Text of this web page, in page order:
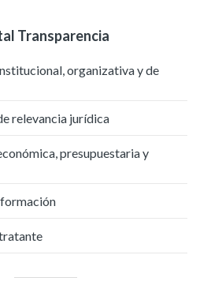
Transparencia
organizativa y de
relevancia jurídica
presupuestaria y